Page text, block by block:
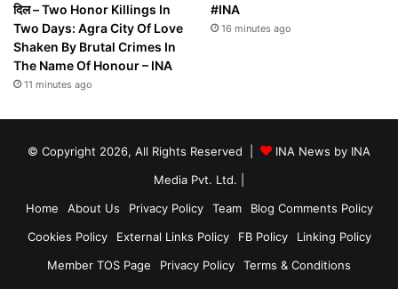
दिल – Two Honor Killings In
Two Days: Agra City Of Love
Shaken By Brutal Crimes In
The Name Of Honour – INA
11 minutes ago
#INA
16 minutes ago
© Copyright 2026, All Rights Reserved |
INA News by INA
Media Pvt. Ltd.
Home
About Us Privacy Policy Team
Blog Comments Policy
Cookies Policy
External Links Policy FB Policy
Linking Policy
Member TOS Page
Privacy Policy Terms & Conditions